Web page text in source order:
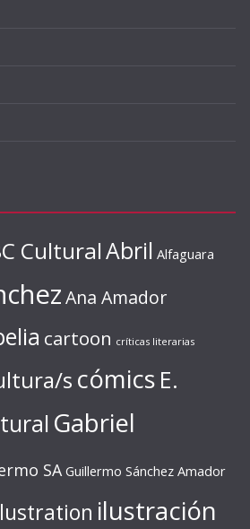
CulturalAbril Alfaguara
Ana Amador
cartoon críticas literarias
s cómics E.
Gabriel
SA Guillermo Sánchez Amador
ilustración